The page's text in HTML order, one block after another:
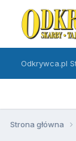
Odkrywca.pl
Strona główna